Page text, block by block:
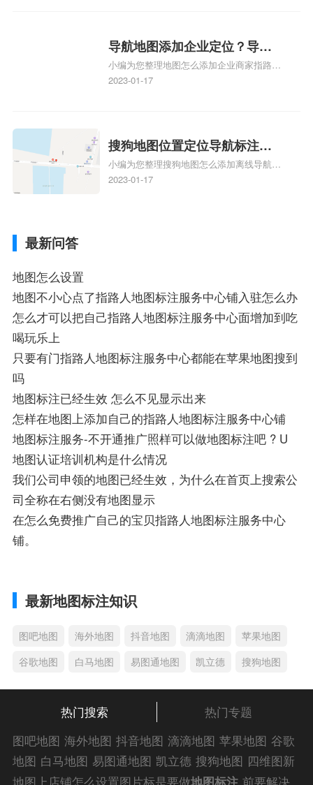
服务中心位置、抖音突然不显示定位了相关
地图标注知识，详情可查看下方正文！
导航地图添加企业定位？导航
定位企业？
小编为您整理地图怎么添加企业商家指路人
地图标注服务中心铺名称、地图怎么添加企
添加企业、地图如何添加企业相关地图标注
知识，详情可查看下方正文！
2023-01-17
搜狗地图位置定位导航标注？
搜狗地图位置定位,导航,标注？
小编为您整理搜狗地图怎么添加离线导航搜
狗地图离线导航怎么用、搜狗地图导航卫星
2023-01-17
最新问答
地图怎么设置
地图不小心点了指路人地图标注服务中心铺入驻怎么办
怎么才可以把自己指路人地图标注服务中心面增加到吃
喝玩乐上
只要有门指路人地图标注服务中心都能在苹果地图搜到
吗
地图标注已经生效 怎么不见显示出来
怎样在地图上添加自己的指路人地图标注服务中心铺
地图标注服务-不开通推广照样可以做地图标注吧 ? U
地图认证培训机构是什么情况
我们公司申领的地图已经生效，为什么在首页上搜索公
司全称在右侧没有地图显示
在怎么免费推广自己的宝贝指路人地图标注服务中心
铺。
最新地图标注知识
图吧地图 海外地图 抖音地图 滴滴地图
苹果地图
谷歌地图
白马地图 易图通地图 凯立德 搜狗地图
热门搜索
热门专题
图吧地图 海外地图 抖音地图 滴滴地图 苹果地图 谷歌
地图 白马地图 易图通地图 凯立德 搜狗地图 四维图新
地图 车载地图 导航地图 手机地图 搜搜地图 好搜地图